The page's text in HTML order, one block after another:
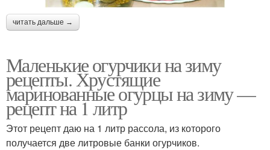
читать дальше →
Маленькие огурчики на зиму
рецепты. Хрустящие
маринованные огурцы на зиму —
рецепт на 1 литр
Этот рецепт даю на 1 литр рассола, из которого
получается две литровые банки огурчиков.